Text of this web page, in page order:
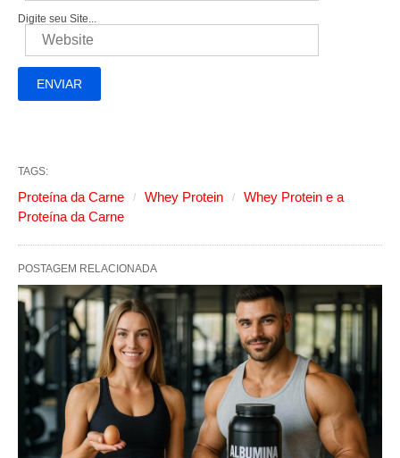
Digite seu Site...
TAGS:
Proteína da Carne Whey Protein
Whey Protein e a
Proteína da Carne
POSTAGEM RELACIONADA